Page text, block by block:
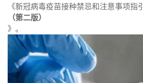
《新冠病毒疫苗接种禁忌和注意事项指引
（第二版）
》。